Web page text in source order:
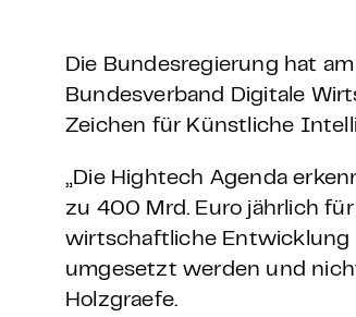
Product
Die Bundesregierung hat
Bundesverband Digitale
Zeichen für Künstliche
„Die Hightech Agenda
zu 400 Mrd. Euro jährlich
wirtschaftliche Entwicklung
umgesetzt werden und
Holzgraefe.